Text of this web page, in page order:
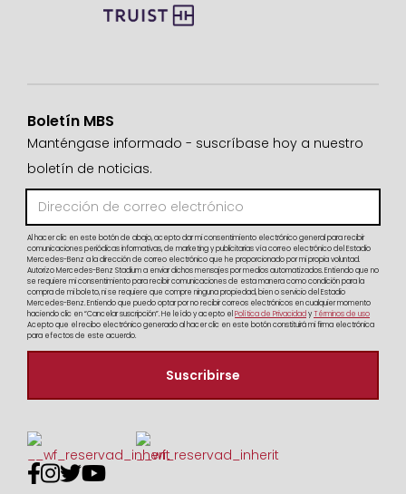
Boletín MBS
Manténgase informado - suscríbase hoy a nuestro
boletín de noticias.
Al hacer clic en este botón de abajo, acepto dar mi consentimiento electrónico general para recibir
comunicaciones periódicas informativas, de marketing y publicitarias vía correo electrónico del Estadio
Mercedes-Benz a la dirección de correo electrónico que he proporcionado por mi propia voluntad.
Autorizo Mercedes-Benz Stadium a enviar dichos mensajes por medios automatizados. Entiendo que no
se requiere mi consentimiento para recibir comunicaciones de esta manera como condición para la
compra de mi boleto, ni se requiere que compre ninguna propiedad, bien o servicio del Estadio
Mercedes-Benz. Entiendo que puedo optar por no recibir correos electrónicos en cualquier momento
haciendo clic en “Cancelar suscripción”. He leído y acepto el Política de PrivacidadyTérminos de uso
Acepto que el recibo electrónico generado al hacer clic en este botón constituirá mi firma electrónica
para efectos de este acuerdo.
